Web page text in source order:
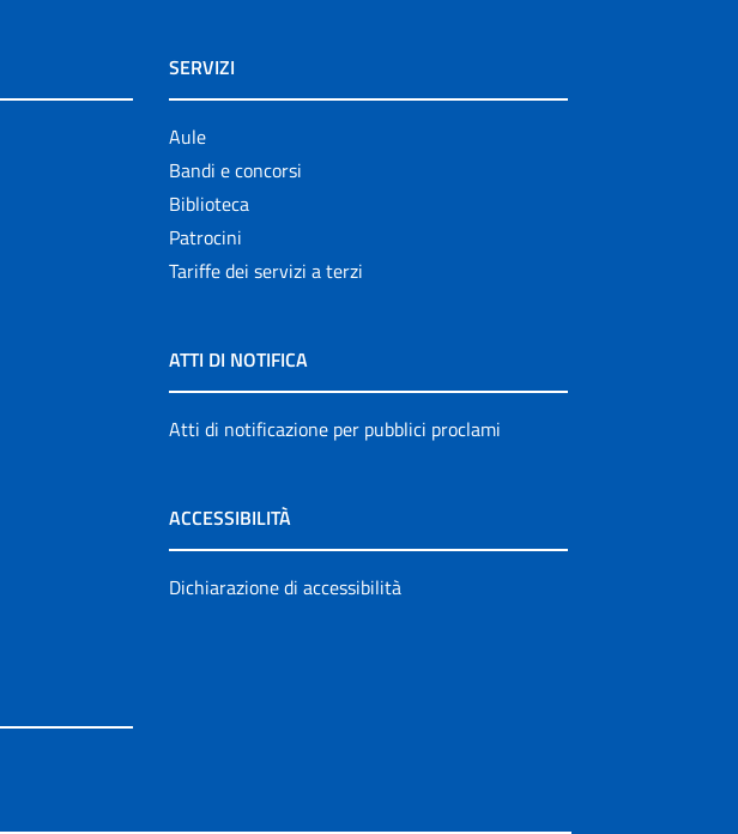
SERVIZI
Aule
Bandi e concorsi
Biblioteca
Patrocini
Tariffe dei servizi a terzi
ATTI DI NOTIFICA
Atti di notificazione per pubblici proclami
ACCESSIBILITÀ
Dichiarazione di accessibilità